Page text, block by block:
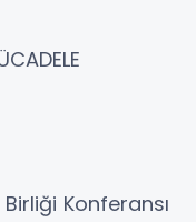
Konferansı